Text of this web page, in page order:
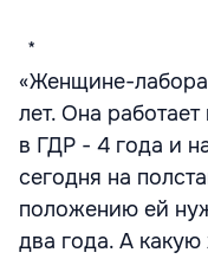
* * *
«Женщине-
лет. Она
в ГДР - 4 года и
сегодня на
положению ей
два года. А